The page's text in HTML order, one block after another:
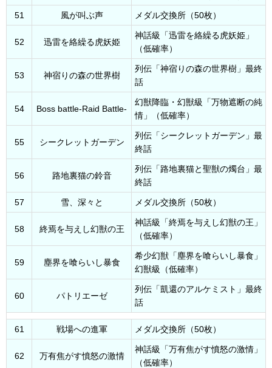
51 風が叫ぶ声 メダル交換所（50枚）
52 迅雷を絡繰る虎妖姫
神話級「迅雷を絡繰る虎妖姫」
（低確率）
53 神宿りの森の世界樹
列伝「神宿りの森の世界樹」最終
話
54 Boss battle-Raid Battle-
幻獣降臨・幻獣級「万物遮断の純
情」（低確率）
55 シークレットガーデン
列伝「シークレットガーデン」最
終話
56 路地裏猫の鈴音
列伝「路地裏猫と聖獣の燭台」最
終話
57 雪、深々と メダル交換所（50枚）
58 終焉を与えし幻獣の王
神話級「終焉を与えし幻獣の王」
（低確率）
59 塵界を喰らいし暴食
希少幻獣「塵界を喰らいし暴食」
幻獣級（低確率）
60 パトリエーゼ
列伝「凱還のアルケミスト」最終
話
61 戦場への進軍 メダル交換所（50枚）
62 万有焦がす憤怒の激情
神話級「万有焦がす憤怒の激情」
（低確率）